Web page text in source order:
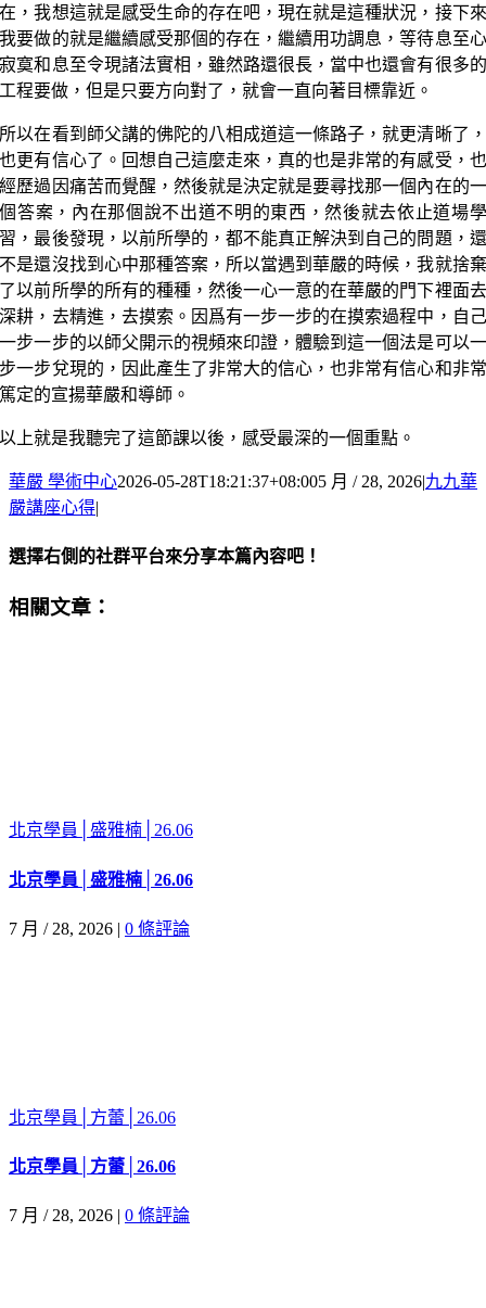
在，我想這就是感受生命的存在吧，現在就是這種狀況，接下來
我要做的就是繼續感受那個的存在，繼續用功調息，等待息至心
寂寞和息至令現諸法實相，雖然路還很長，當中也還會有很多的
工程要做，但是只要方向對了，就會一直向著目標靠近。
所以在看到師父講的佛陀的八相成道這一條路子，就更清晰了，
也更有信心了。回想自己這麼走來，真的也是非常的有感受，也
經歷過因痛苦而覺醒，然後就是決定就是要尋找那一個內在的一
個答案，內在那個說不出道不明的東西，然後就去依止道場學
習，最後發現，以前所學的，都不能真正解決到自己的問題，還
不是還沒找到心中那種答案，所以當遇到華嚴的時候，我就捨棄
了以前所學的所有的種種，然後一心一意的在華嚴的門下裡面去
深耕，去精進，去摸索。因爲有一步一步的在摸索過程中，自己
一步一步的以師父開示的視頻來印證，體驗到這一個法是可以一
步一步兌現的，因此產生了非常大的信心，也非常有信心和非常
篤定的宣揚華嚴和導師。
以上就是我聽完了這節課以後，感受最深的一個重點。
華嚴 學術中心2026-05-28T18:21:37+08:005 月 / 28, 2026|九九華
嚴講座心得|
選擇右側的社群平台來分享本篇內容吧！
Facebook
X
Email:
相關文章：
北京學員│盛雅楠│26.06
北京學員│盛雅楠│26.06
7 月 / 28, 2026 | 0 條評論
北京學員│方蕾│26.06
北京學員│方蕾│26.06
7 月 / 28, 2026 | 0 條評論